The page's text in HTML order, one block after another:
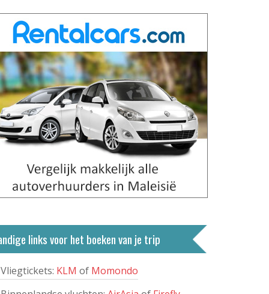
links voor het boeken van je trip
Vliegtickets: KLM of Momondo